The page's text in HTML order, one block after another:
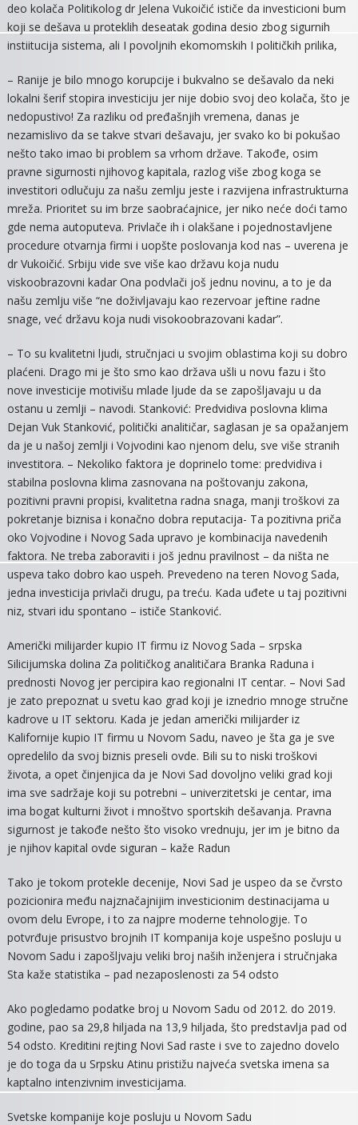
deo kolača Politikolog dr Jelena Vukoičić ističe da investicioni bum
koji se dešava u proteklih deseatak godina desio zbog sigurnih
instiitucija sistema, ali I povoljnih ekomomskih I političkih prilika,
– Ranije je bilo mnogo korupcije i bukvalno se dešavalo da neki
lokalni šerif stopira investiciju jer nije dobio svoj deo kolača, što je
nedopustivo! Za razliku od pređašnjih vremena, danas je
nezamislivo da se takve stvari dešavaju, jer svako ko bi pokušao
nešto tako imao bi problem sa vrhom države. Takođe, osim
pravne sigurnosti njihovog kapitala, razlog više zbog koga se
investitori odlučuju za našu zemlju jeste i razvijena infrastrukturna
mreža. Prioritet su im brze saobraćajnice, jer niko neće doći tamo
gde nema autoputeva. Privlače ih i olakšane i pojednostavljene
procedure otvarnja firmi i uopšte poslovanja kod nas – uverena je
dr Vukoičić. Srbiju vide sve više kao državu koja nudu
viskoobrazovni kadar Ona podvlači još jednu novinu, a to je da
našu zemlju više “ne doživljavaju kao rezervoar jeftine radne
snage, već državu koja nudi visokoobrazovani kadar”.
– To su kvalitetni ljudi, stručnjaci u svojim oblastima koji su dobro
plaćeni. Drago mi je što smo kao država ušli u novu fazu i što
nove investicije motivišu mlade ljude da se zapošljavaju u da
ostanu u zemlji – navodi. Stanković: Predvidiva poslovna klima
Dejan Vuk Stanković, politički analitičar, saglasan je sa opažanjem
da je u našoj zemlji i Vojvodini kao njenom delu, sve više stranih
investitora. – Nekoliko faktora je doprinelo tome: predvidiva i
stabilna poslovna klima zasnovana na poštovanju zakona,
pozitivni pravni propisi, kvalitetna radna snaga, manji troškovi za
pokretanje biznisa i konačno dobra reputacija- Ta pozitivna priča
oko Vojvodine i Novog Sada upravo je kombinacija navedenih
faktora. Ne treba zaboraviti i još jednu pravilnost – da ništa ne
uspeva tako dobro kao uspeh. Prevedeno na teren Novog Sada,
jedna investicija privlači drugu, pa treću. Kada uđete u taj pozitivni
niz, stvari idu spontano – ističe Stanković.
Američki milijarder kupio IT firmu iz Novog Sada – srpska
Silicijumska dolina Za političkog analitičara Branka Raduna i
prednosti Novog jer percipira kao regionalni IT centar. – Novi Sad
je zato prepoznat u svetu kao grad koji je iznedrio mnoge stručne
kadrove u IT sektoru. Kada je jedan američki milijarder iz
Kalifornije kupio IT firmu u Novom Sadu, naveo je šta ga je sve
opredelilo da svoj biznis preseli ovde. Bili su to niski troškovi
života, a opet činjenjica da je Novi Sad dovoljno veliki grad koji
ima sve sadržaje koji su potrebni – univerzitetski je centar, ima
ima bogat kulturni život i mnoštvo sportskih dešavanja. Pravna
sigurnost je takođe nešto što visoko vrednuju, jer im je bitno da
je njihov kapital ovde siguran – kaže Radun
Tako je tokom protekle decenije, Novi Sad je uspeo da se čvrsto
pozicionira među najznačajnijim investicionim destinacijama u
ovom delu Evrope, i to za najpre moderne tehnologije. To
potvrđuje prisustvo brojnih IT kompanija koje uspešno posluju u
Novom Sadu i zapošljvaju veliki broj naših inženjera i stručnjaka
Sta kaže statistika – pad nezaposlenosti za 54 odsto
Ako pogledamo podatke broj u Novom Sadu od 2012. do 2019.
godine, pao sa 29,8 hiljada na 13,9 hiljada, što predstavlja pad od
54 odsto. Kreditini rejting Novi Sad raste i sve to zajedno dovelo
je do toga da u Srpsku Atinu pristižu najveća svetska imena sa
kaptalno intenzivnim investicijama.
Svetske kompanije koje posluju u Novom Sadu